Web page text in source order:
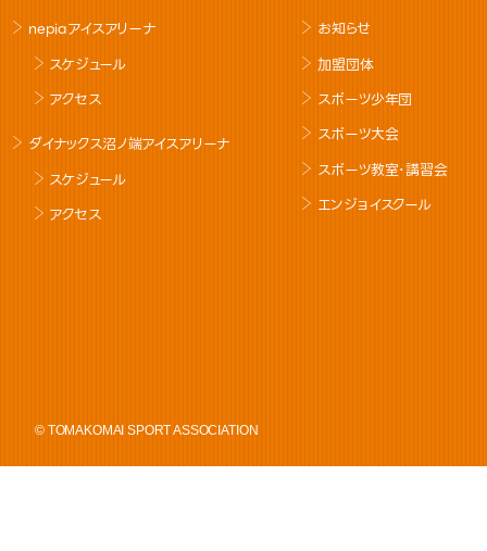
nepiaアイスアリーナ
スケジュール
アクセス
ダイナックス沼ノ端アイスアリーナ
スケジュール
アクセス
お知らせ
加盟団体
スポーツ少年団
スポーツ大会
スポーツ教室･講習会
エンジョイスクール
© TOMAKOMAI SPORT ASSOCIATION